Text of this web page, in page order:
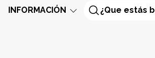
INFORMACIÓN